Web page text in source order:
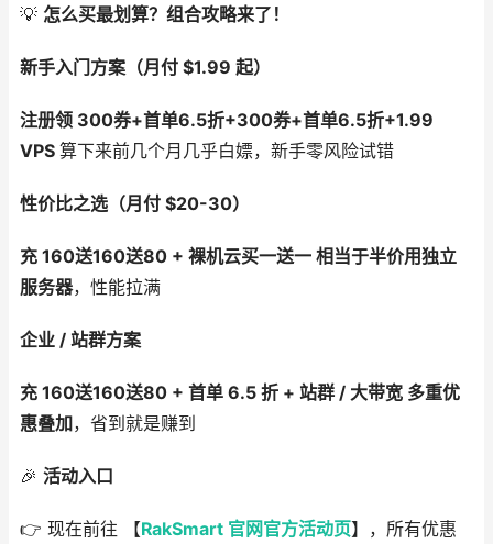
💡 怎么买最划算？组合攻略来了！
新手入门方案（月付 $1.99 起）
注册领 300券+首单6.5折+300券+首单6.5折+1.99
VPS 算下来前几个月几乎白嫖，新手零风险试错
性价比之选（月付 $20-30）
充 160送160送80 + 裸机云买一送一 相当于半价用独立
服务器，性能拉满
企业 / 站群方案
充 160送160送80 + 首单 6.5 折 + 站群 / 大带宽 多重优
惠叠加，省到就是赚到
🎉 活动入口
👉 现在前往 【RakSmart 官网官方活动页】，所有优惠